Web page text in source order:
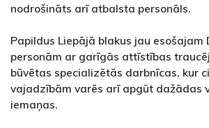
nodrošināts arī atbalsta personāls.
Papildus Liepājā blakus jau esošajam
personām ar garīgās attīstības
būvētas specializētās darbnīcas, kur
vajadzībām varēs arī apgūt dažādas
iemaņas.